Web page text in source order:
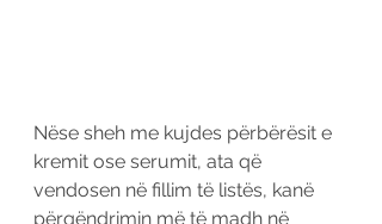
Nëse sheh me kujdes përbërësit e
kremit ose serumit, ata që
vendosen në fillim të listës, kanë
përqëndrimin më të madh në